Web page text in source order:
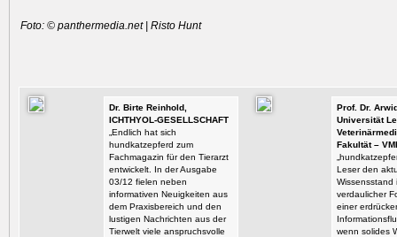
Foto: © panthermedia.net | Risto Hunt
Dr. Birte Reinhold,
ICHTHYOL-GESELLSCHAFT
„Endlich hat sich
hundkatzepferd zum
Fachmagazin für den Tierarzt
entwickelt. In der Ausgabe
03/12 fielen neben
informativen Neuigkeiten aus
dem Praxisbereich und den
lustigen Nachrichten aus der
Tierwelt viele anspruchsvolle
Prof. Dr.
Universität
Fakultät –
Leser den
Wissensstand
verdaulicher
einer
wenn solides